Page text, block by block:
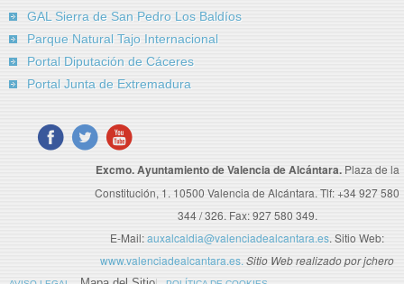
GAL Sierra de San Pedro Los Baldíos
Parque Natural Tajo Internacional
Portal Diputación de Cáceres
Portal Junta de Extremadura
Excmo. Ayuntamiento de Valencia de Alcántara. Plaza de la
Constitución, 1. 10500 Valencia de Alcántara. Tlf: +34 927 580
344 / 326. Fax: 927 580 349.
E-Mail:auxalcaldia@valenciadealcantara.es. Sitio Web:
www.valenciadealcantara.es. Sitio Web realizado por jchero